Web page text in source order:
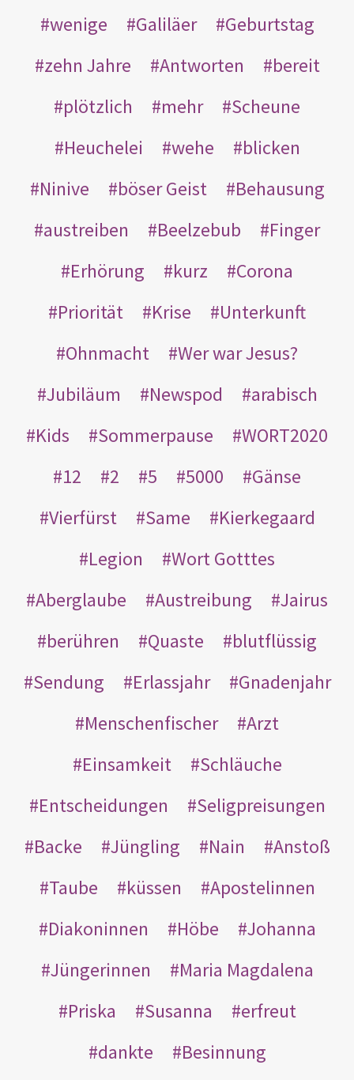
wenige Galiläer
Geburtstag
zehn Jahre
Antworten
bereit
plötzlich
mehr
Scheune
Heuchelei
wehe
blicken
Ninive
böser Geist
Behausung
austreiben
Beelzebub
Finger
Erhörung
kurz
Corona
Priorität
Krise
Unterkunft
Ohnmacht
Wer war Jesus?
Jubiläum
Newspod
arabisch
Kids
Sommerpause
WORT2020
12
2 5 5000
Gänse
Vierfürst
Same
Kierkegaard
Legion
Wort Gotttes
Aberglaube
Austreibung
Jairus
berühren
Quaste
blutflüssig
Sendung
Erlassjahr
Gnadenjahr
Menschenfischer
Arzt
Einsamkeit
Schläuche
Entscheidungen
Seligpreisungen
Backe
Jüngling Nain
Anstoß
Taube
küssen
Apostelinnen
Diakoninnen
Höbe
Johanna
Jüngerinnen
Maria Magdalena
Priska
Susanna
erfreut
dankte
Besinnung